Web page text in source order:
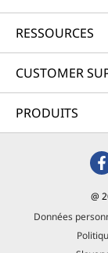
RESSOURCES
CUSTOMER
PRODUITS
@
Données